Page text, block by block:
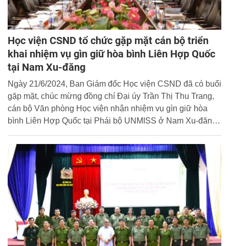
Học viện CSND tổ chức gặp mặt cán bộ triển
khai nhiệm vụ gìn giữ hòa bình Liên Hợp Quốc
tại Nam Xu-đăng
Ngày 21/6/2024, Ban Giám đốc Học viện CSND đã có buổi
gặp mặt, chúc mừng đồng chí Đại úy Trần Thị Thu Trang,
cán bộ Văn phòng Học viện nhận nhiệm vụ gìn giữ hòa
bình Liên Hợp Quốc tại Phái bộ UNMISS ở Nam Xu-đăng
khoa Kỹ thuật hình sự hoàn thành nhiệm vụ gìn giữ hòa
bình tại Phái bộ UNMISS trở về công tác tại Học viện.